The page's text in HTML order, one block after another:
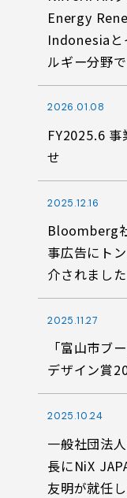
Energy
Indonesiaと
ルギー分野
2026.01.08
FY2025.6
せ
2025.12.16
Bloomberg
事広告にト
介されました
2025.11.27
「富山市ブ
デザイン賞
2025.10.24
一般社団法
長にNiX
友明が就任